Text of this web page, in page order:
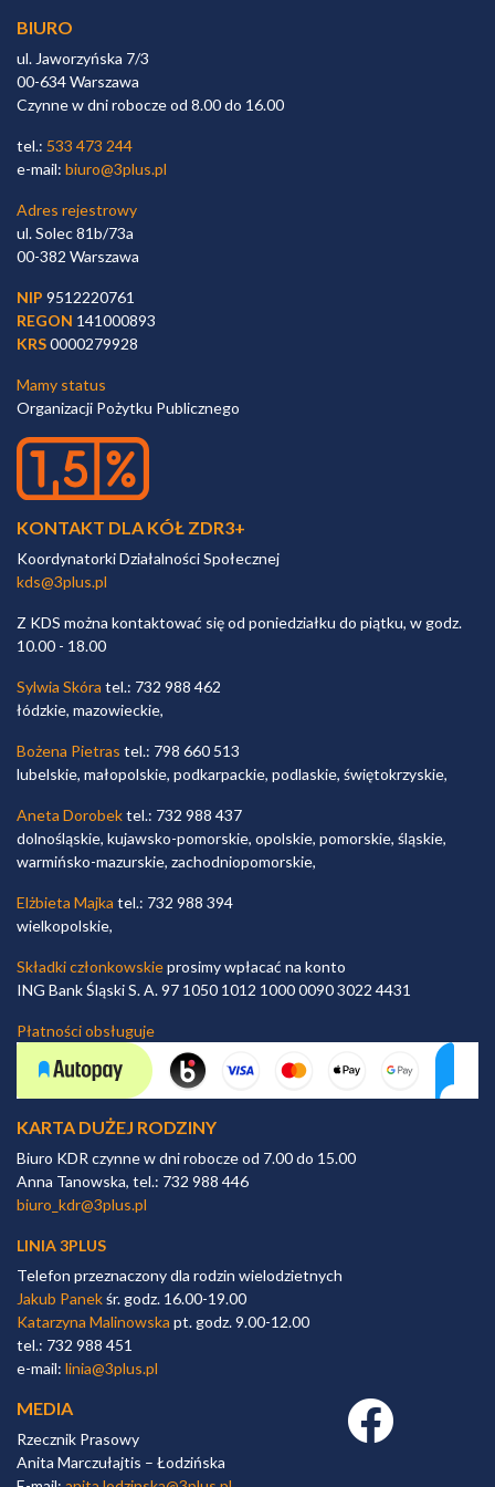
BIURO
ul. Jaworzyńska 7/3
00-634 Warszawa
Czynne w dni robocze od 8.00 do 16.00
tel.: 533 473 244
e-mail: biuro@3plus.pl
Adres rejestrowy
ul. Solec 81b/73a
00-382 Warszawa
NIP 9512220761
REGON 141000893
KRS0000279928
Mamy status
Organizacji Pożytku Publicznego
KONTAKT DLA KÓŁ ZDR3+
Koordynatorki Działalności Społecznej
kds@3plus.pl
Z KDS można kontaktować się od poniedziałku do piątku, w godz.
10.00 - 18.00
Sylwia Skóra tel.: 732 988 462
łódzkie, mazowieckie,
Bożena Pietras tel.: 798 660 513
lubelskie, małopolskie, podkarpackie, podlaskie, świętokrzyskie,
Aneta Dorobektel.: 732 988 437
dolnośląskie, kujawsko-pomorskie, opolskie, pomorskie, śląskie,
warmińsko-mazurskie, zachodniopomorskie,
Elżbieta Majka tel.: 732 988 394
wielkopolskie,
Składki członkowskieprosimy wpłacać na konto
ING Bank Śląski S. A. 97 1050 1012 1000 0090 3022 4431
Płatności obsługuje
KARTA DUŻEJ RODZINY
Biuro KDR czynne w dni robocze od 7.00 do 15.00
Anna Tanowska, tel.: 732 988 446
biuro_kdr@3plus.pl
LINIA 3PLUS
Telefon przeznaczony dla rodzin wielodzietnych
Jakub Panekśr. godz. 16.00-19.00
Katarzyna Malinowska pt. godz. 9.00-12.00
tel.: 732 988 451
e-mail: linia@3plus.pl
MEDIA
Rzecznik Prasowy
Anita Marczułajtis – Łodzińska
Facebook link